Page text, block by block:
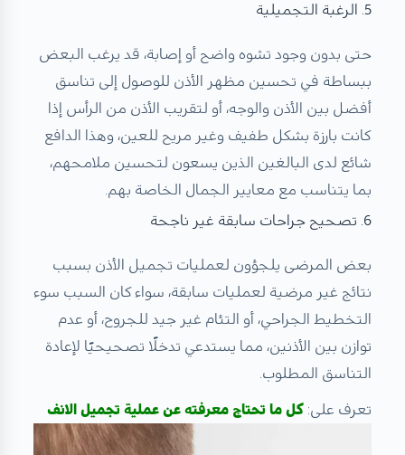
5. الرغبة التجميلية
حتى بدون وجود تشوه واضح أو إصابة، قد يرغب البعض
ببساطة في تحسين مظهر الأذن للوصول إلى تناسق
أفضل بين الأذن والوجه، أو لتقريب الأذن من الرأس إذا
كانت بارزة بشكل طفيف وغير مريح للعين، وهذا الدافع
شائع لدى البالغين الذين يسعون لتحسين ملامحهم،
بما يتناسب مع معايير الجمال الخاصة بهم.
6. تصحيح جراحات سابقة غير ناجحة
بعض المرضى يلجؤون لعمليات تجميل الأذن بسبب
نتائج غير مرضية لعمليات سابقة، سواء كان السبب سوء
التخطيط الجراحي، أو التئام غير جيد للجروح، أو عدم
توازن بين الأذنين، مما يستدعي تدخلًا تصحيحيًا لإعادة
التناسق المطلوب.
تعرف على: كل ما تحتاج معرفته عن عملية تجميل الانف